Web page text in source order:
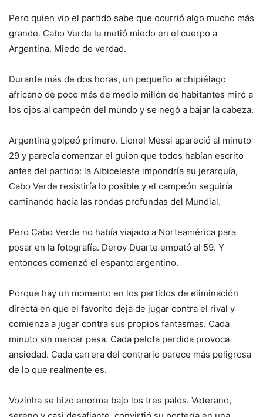
Pero quien vio el partido sabe que ocurrió algo mucho más
grande. Cabo Verde le metió miedo en el cuerpo a
Argentina. Miedo de verdad.
Durante más de dos horas, un pequeño archipiélago
africano de poco más de medio millón de habitantes miró a
los ojos al campeón del mundo y se negó a bajar la cabeza.
Argentina golpeó primero. Lionel Messi apareció al minuto
29 y parecía comenzar el guion que todos habían escrito
antes del partido: la Albiceleste impondría su jerarquía,
Cabo Verde resistiría lo posible y el campeón seguiría
caminando hacia las rondas profundas del Mundial.
Pero Cabo Verde no había viajado a Norteamérica para
posar en la fotografía. Deroy Duarte empató al 59. Y
entonces comenzó el espanto argentino.
Porque hay un momento en los partidos de eliminación
directa en que el favorito deja de jugar contra el rival y
comienza a jugar contra sus propios fantasmas. Cada
minuto sin marcar pesa. Cada pelota perdida provoca
ansiedad. Cada carrera del contrario parece más peligrosa
de lo que realmente es.
Vozinha se hizo enorme bajo los tres palos. Veterano,